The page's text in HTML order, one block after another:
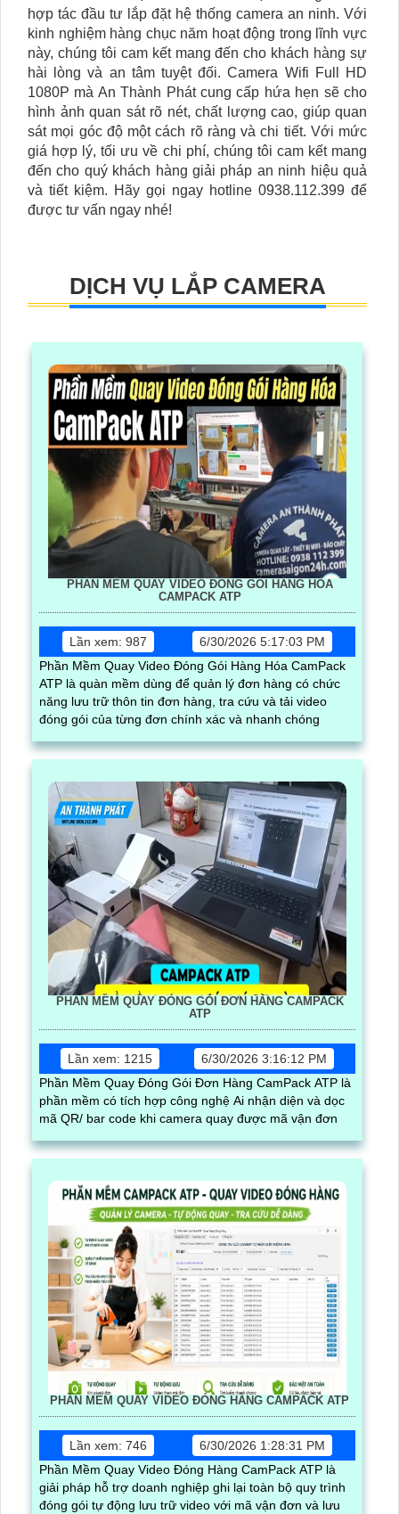
hợp tác đầu tư lắp đặt hệ thống camera an ninh. Với
kinh nghiệm hàng chục năm hoạt động trong lĩnh vực
này, chúng tôi cam kết mang đến cho khách hàng sự
hài lòng và an tâm tuyệt đối. Camera Wifi Full HD
1080P mà An Thành Phát cung cấp hứa hẹn sẽ cho
hình ảnh quan sát rõ nét, chất lượng cao, giúp quan
sát mọi góc độ một cách rõ ràng và chi tiết. Với mức
giá hợp lý, tối ưu về chi phí, chúng tôi cam kết mang
đến cho quý khách hàng giải pháp an ninh hiệu quả
và tiết kiệm. Hãy gọi ngay hotline 0938.112.399 để
được tư vấn ngay nhé!
DỊCH VỤ LẮP CAMERA
PHẦN MỀM QUAY VIDEO ĐÓNG GÓI HÀNG HÓA
CAMPACK ATP
Lần xem: 987
6/30/2026 5:17:03 PM
Phần Mềm Quay Video Đóng Gói Hàng Hóa CamPack
ATP là quàn mềm dùng để quản lý đơn hàng có chức
năng lưu trữ thôn tin đơn hàng, tra cứu và tải video
đóng gói của từng đơn chính xác và nhanh chóng
PHẦN MỀM QUAY ĐÓNG GÓI ĐƠN HÀNG CAMPACK
ATP
Lần xem: 1215
6/30/2026 3:16:12 PM
Phần Mềm Quay Đóng Gói Đơn Hàng CamPack ATP là
phần mềm có tích hợp công nghệ Ai nhận diện và dọc
mã QR/ bar code khi camera quay được mã vận đơn
PHẦN MỀM QUAY VIDEO ĐÓNG HÀNG CAMPACK ATP
Lần xem: 746
6/30/2026 1:28:31 PM
Phần Mềm Quay Video Đóng Hàng CamPack ATP là
giải pháp hỗ trợ doanh nghiệp ghi lại toàn bộ quy trình
đóng gói tự động lưu trữ video với mã vận đơn và lưu